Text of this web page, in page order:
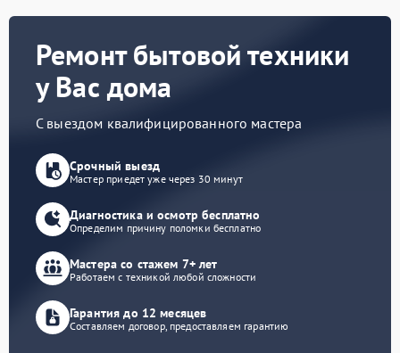
Ремонт бытовой техники
у Вас дома
С выездом квалифицированного мастера
Срочный выезд
Мастер приедет уже через 30 минут
Диагностика и осмотр бесплатно
Определим причину поломки бесплатно
Мастера со стажем 7+ лет
Работаем с техникой любой сложности
Гарантия до 12 месяцев
Составляем договор, предоставляем гарантию